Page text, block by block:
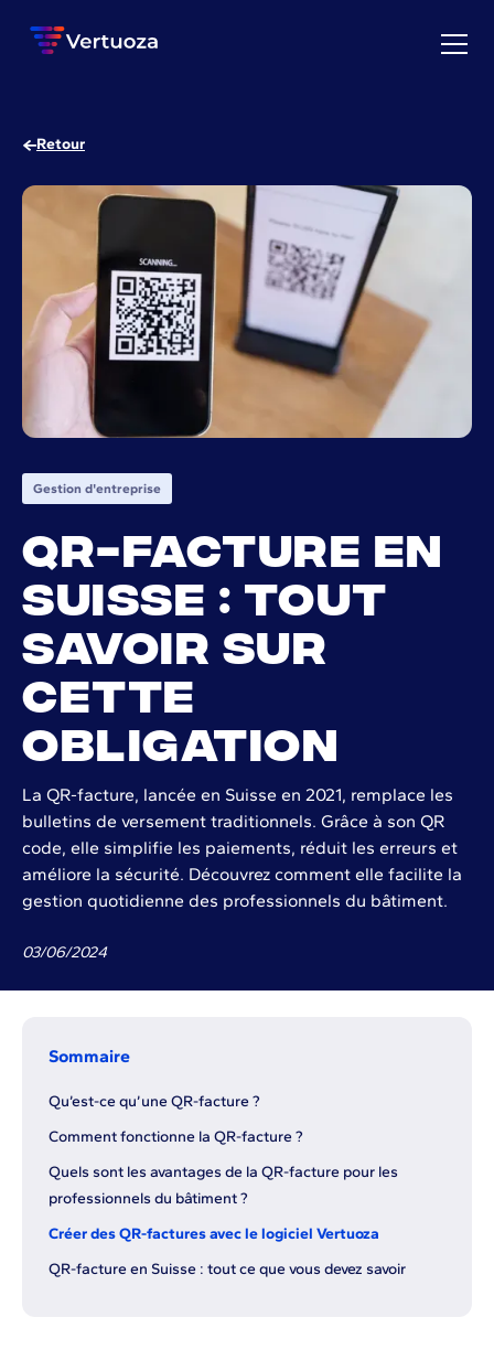
Retour
Gestion d'entreprise
QR-facture en
Suisse : tout
savoir sur
cette
obligation
La QR-facture, lancée en Suisse en 2021, remplace les
bulletins de versement traditionnels. Grâce à son QR
code, elle simplifie les paiements, réduit les erreurs et
améliore la sécurité. Découvrez comment elle facilite la
gestion quotidienne des professionnels du bâtiment.
03/06/2024
Sommaire
Qu’est-ce qu’une QR-facture ?
Comment fonctionne la QR-facture ?
Quels sont les avantages de la QR-facture pour les
professionnels du bâtiment ?
Créer des QR-factures avec le logiciel Vertuoza
QR-facture en Suisse : tout ce que vous devez savoir